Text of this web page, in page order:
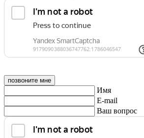
позвоните мне
Имя
E-mail
Ваш вопрос